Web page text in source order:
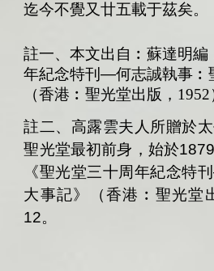
迄今不覺又廿五載于茲矣。
註一、本文出自︰蘇達明編
年紀念特刊—何志誠執事︰
（香港︰聖光堂出版，1952
註二、 高露雲夫人所贈於
聖光堂最初前身，始於
《聖光堂三十周年紀念特刊
大事記》（香港︰聖光堂
12。